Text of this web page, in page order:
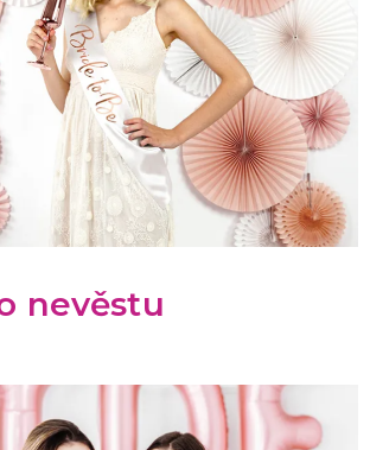
nevěstu